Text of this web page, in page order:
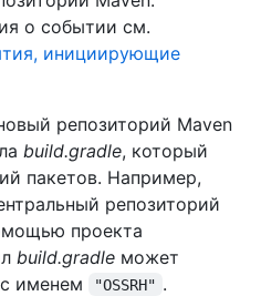
о событии см.
инициирующие
репозиторий Maven
build.gradle, который
пакетов. Например,
репозиторий
проекта
build.gradle может
именем
"OSSRH" .